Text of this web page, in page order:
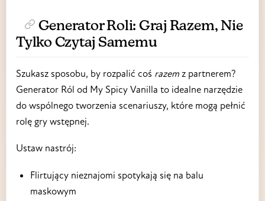
Generator Roli: Graj Razem, Nie
Tylko Czytaj Samemu
Szukasz sposobu, by rozpalić coś razem z partnerem?
Generator Ról od My Spicy Vanilla to idealne narzędzie
do wspólnego tworzenia scenariuszy, które mogą pełnić
rolę gry wstępnej.
Ustaw nastrój:
Flirtujący nieznajomi spotykają się na balu
maskowym